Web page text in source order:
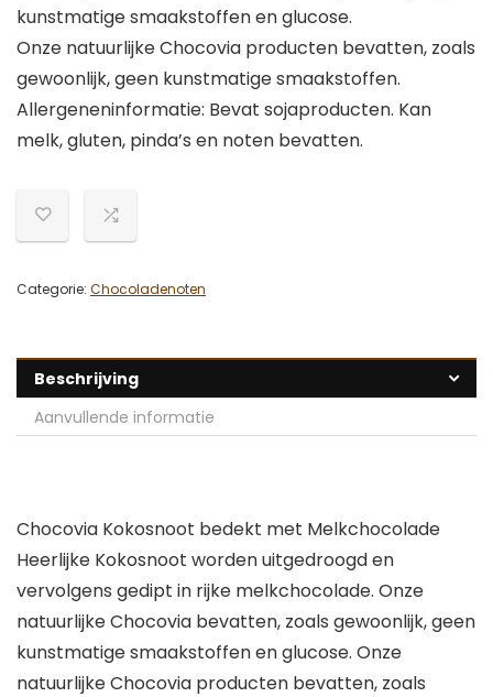
kunstmatige smaakstoffen en glucose.
Onze natuurlijke Chocovia producten bevatten, zoals
gewoonlijk, geen kunstmatige smaakstoffen.
Allergeneninformatie: Bevat sojaproducten. Kan
melk, gluten, pinda’s en noten bevatten.
Categorie: Chocoladenoten
Beschrijving
Aanvullende informatie
Chocovia Kokosnoot bedekt met Melkchocolade
Heerlijke Kokosnoot worden uitgedroogd en
vervolgens gedipt in rijke melkchocolade. Onze
natuurlijke Chocovia bevatten, zoals gewoonlijk, geen
kunstmatige smaakstoffen en glucose. Onze
natuurlijke Chocovia producten bevatten, zoals